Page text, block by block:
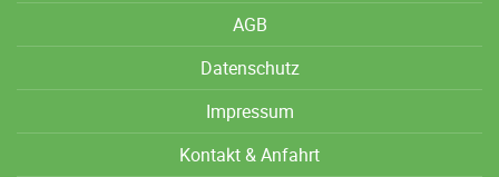
AGB
Datenschutz
Impressum
Kontakt & Anfahrt